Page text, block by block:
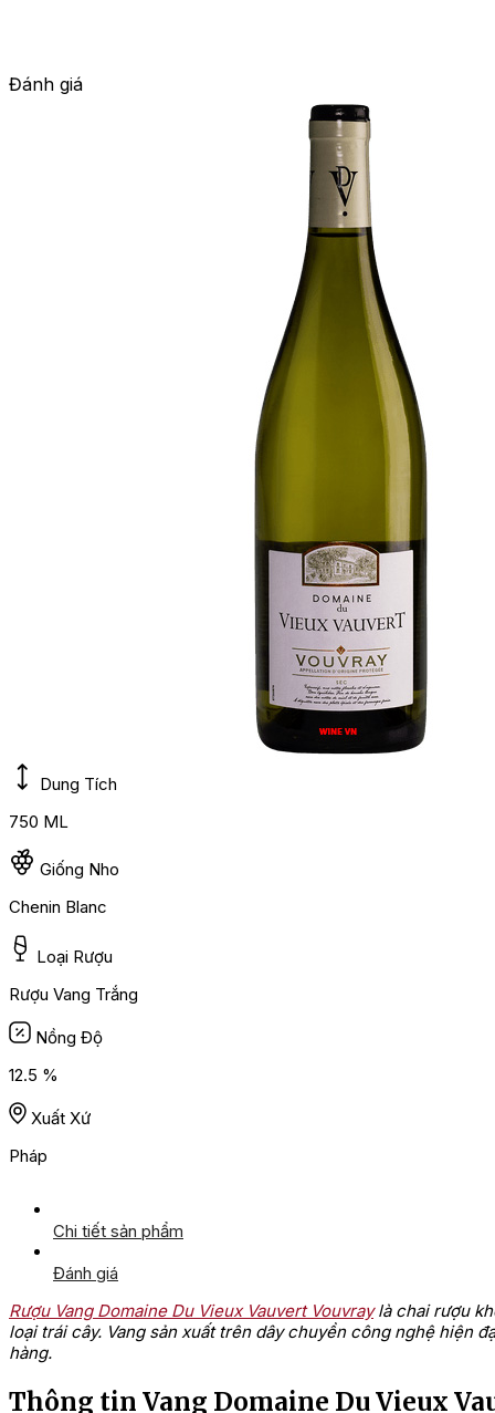
Đánh giá
Dung Tích
750 ML
Giống Nho
Chenin Blanc
Loại Rượu
Rượu Vang Trắng
Nồng Độ
12.5 %
Xuất Xứ
Pháp
Chi tiết sản phẩm
Đánh giá
Rượu Vang Domaine Du Vieux Vauvert Vouvraylà chai rượu
loại trái cây. Vang sản xuất trên dây chuyền công nghệ hiện
hàng.
Thông tin Vang Domaine Du Vieux